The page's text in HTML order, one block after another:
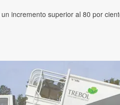
un incremento superior al 80 por